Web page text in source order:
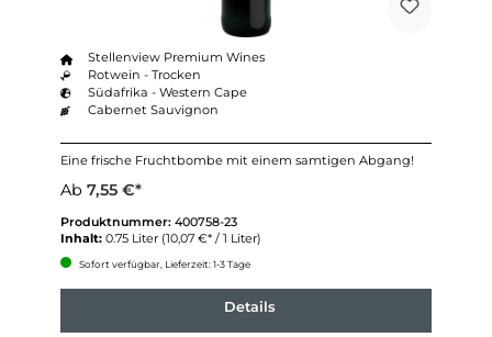
Stellenview Premium Wines
Rotwein - Trocken
Südafrika - Western Cape
Cabernet Sauvignon
Eine frische Fruchtbombe mit einem samtigen Abgang!
Ab 7,55 €*
Produktnummer: 400758-23
Inhalt: 0.75 Liter (10,07 €* / 1 Liter)
Sofort verfügbar, Lieferzeit: 1-3 Tage
Details